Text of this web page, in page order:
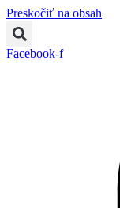
Preskočiť na obsah
Facebook-f